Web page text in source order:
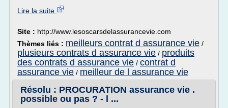
Lire la suite
Site : http://www.lesoscarsdelassurancevie.com
Thèmes liés : meilleurs contrat d assurance vie /
plusieurs contrats d assurance vie / produits
des contrats d assurance vie / contrat d
assurance vie / meilleur de l assurance vie
Résolu : PROCURATION assurance vie .
possible ou pas ? - l ...